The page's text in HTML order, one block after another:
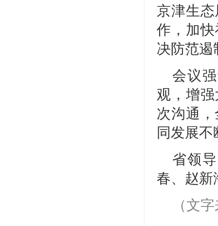
京津生
作，加
决防范遏
会议
观，增
次沟通
同发展
省领
春、赵新
（文